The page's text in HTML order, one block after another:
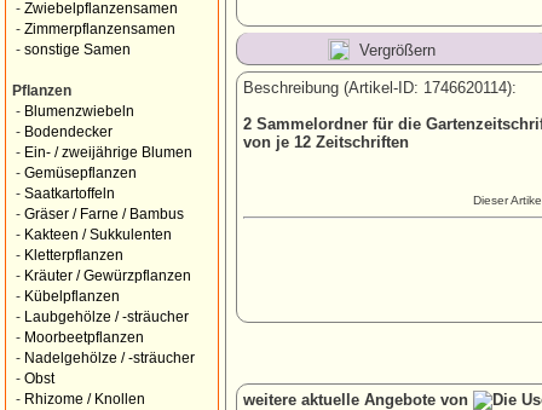
- Zwiebelpflanzensamen
- Zimmerpflanzensamen
- sonstige Samen
Pflanzen
- Blumenzwiebeln
- Bodendecker
- Ein- / zweijährige Blumen
- Gemüsepflanzen
- Saatkartoffeln
- Gräser / Farne / Bambus
- Kakteen / Sukkulenten
- Kletterpflanzen
- Kräuter / Gewürzpflanzen
- Kübelpflanzen
-
Laubgehölze / -sträucher
- Moorbeetpflanzen
- Nadelgehölze / -sträucher
- Obst
- Rhizome / Knollen
Vergrößern
Beschreibung (Artikel-ID: 1746620114):
2 Sammelordner für die
von je 12 Zeitschriften
Dieser
weitere aktuelle Angebote von